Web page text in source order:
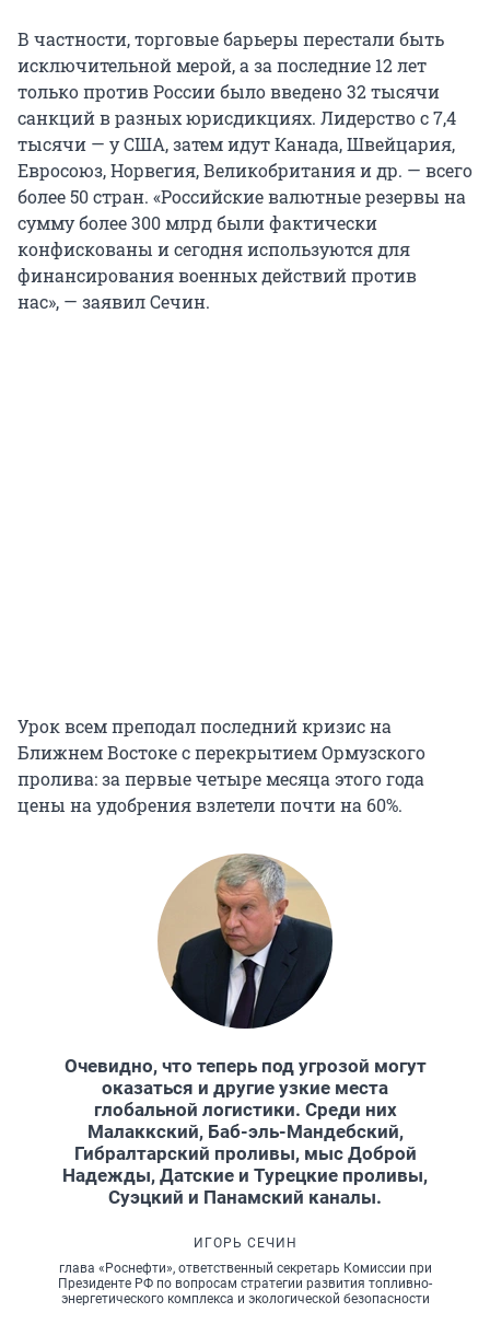
В частности, торговые барьеры перестали быть
исключительной мерой, а за последние 12 лет
только против России было введено 32 тысячи
санкций в разных юрисдикциях. Лидерство с 7,4
тысячи — у США, затем идут Канада, Швейцария,
Евросоюз, Норвегия, Великобритания и др. — всего
более 50 стран. «Российские валютные резервы на
сумму более 300 млрд были фактически
конфискованы и сегодня используются для
финансирования военных действий против
нас», — заявил Сечин.
Урок всем преподал последний кризис на
Ближнем Востоке с перекрытием Ормузского
пролива: за первые четыре месяца этого года
цены на удобрения взлетели почти на 60%.
Очевидно, что теперь под угрозой могут
оказаться и другие узкие места
глобальной логистики. Среди них
Малаккский, Баб-эль-Мандебский,
Гибралтарский проливы, мыс Доброй
Надежды, Датские и Турецкие проливы,
Суэцкий и Панамский каналы.
ИГОРЬ СЕЧИН
глава «Роснефти», ответственный секретарь Комиссии при
Президенте РФ по вопросам стратегии развития топливно-
энергетического комплекса и экологической безопасности